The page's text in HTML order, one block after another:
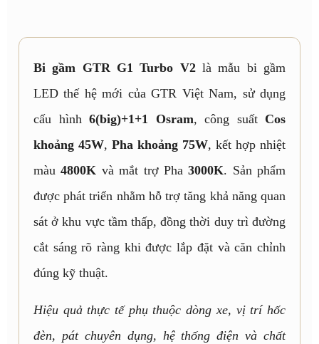
Bi gầm GTR G1 Turbo V2là mẫu bi gầm
LED thế hệ mới của GTR Việt Nam, sử dụng
cấu hình 6(big)+1+1 Osram, công suất Cos
khoảng 45W, Pha khoảng 75W, kết hợp nhiệt
màu4800K và mắt trợ Pha3000K. Sản phẩm
được phát triển nhằm hỗ trợ tăng khả năng quan
sát ở khu vực tầm thấp, đồng thời duy trì đường
cắt sáng rõ ràng khi được lắp đặt và căn chỉnh
đúng kỹ thuật.
Hiệu quả thực tế phụ thuộc dòng xe, vị trí hốc
đèn, pát chuyên dụng, hệ thống điện và chất